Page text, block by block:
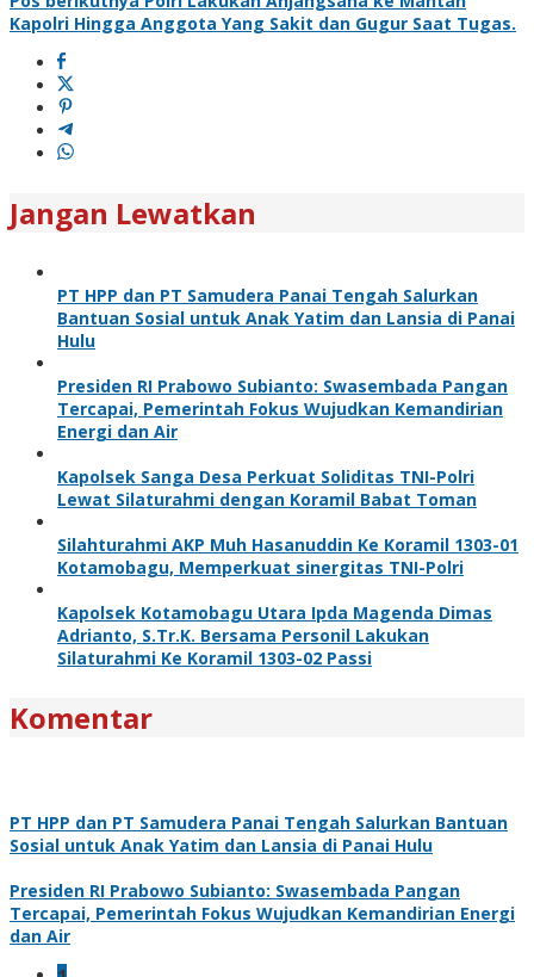
Kapolri Hingga Anggota Yang Sakit dan Gugur Saat Tugas.
Jangan Lewatkan
PT HPP dan PT Samudera Panai Tengah Salurkan
Bantuan Sosial untuk Anak Yatim dan Lansia di Panai
Hulu
Presiden RI Prabowo Subianto: Swasembada Pangan
Tercapai, Pemerintah Fokus Wujudkan Kemandirian
Energi dan Air
Kapolsek Sanga Desa Perkuat Soliditas TNI-Polri
Lewat Silaturahmi dengan Koramil Babat Toman
Silahturahmi AKP Muh Hasanuddin Ke Koramil 1303-01
Kotamobagu, Memperkuat sinergitas TNI-Polri
Kapolsek Kotamobagu Utara Ipda Magenda Dimas
Adrianto, S.Tr.K. Bersama Personil Lakukan
Silaturahmi Ke Koramil 1303-02 Passi
Komentar
PT HPP dan PT Samudera Panai Tengah Salurkan Bantuan
Sosial untuk Anak Yatim dan Lansia di Panai Hulu
Presiden RI Prabowo Subianto: Swasembada Pangan
Tercapai, Pemerintah Fokus Wujudkan Kemandirian Energi
dan Air